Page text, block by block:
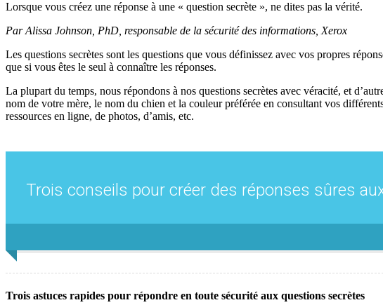
Lorsque vous créez une réponse à une « question secrète », ne dites pas la vérité.
Par Alissa Johnson, PhD, responsable de la sécurité des informations, Xerox
Les questions secrètes sont les questions que vous définissez avec vos propres
que si vous êtes le seul à connaître les réponses.
La plupart du temps, nous répondons à nos questions secrètes avec véracité, et
nom de votre mère, le nom du chien et la couleur préférée en consultant vos
ressources en ligne, de photos, d’amis, etc.
Trois conseils pour créer des réponses sûres
Trois astuces rapides pour répondre en toute sécurité aux questions secrètes